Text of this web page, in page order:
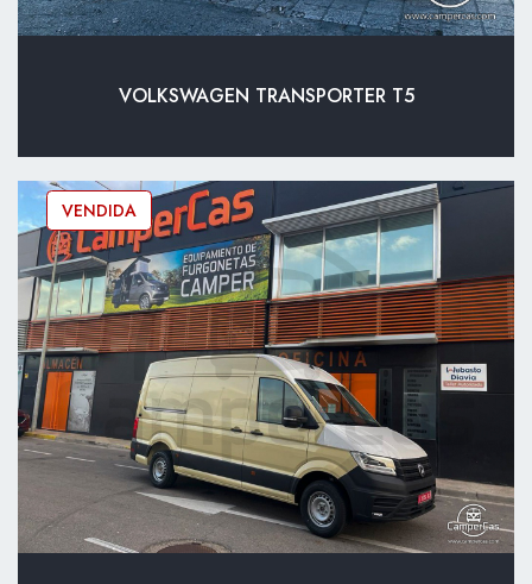
VOLKSWAGEN TRANSPORTER T5
VENDIDA